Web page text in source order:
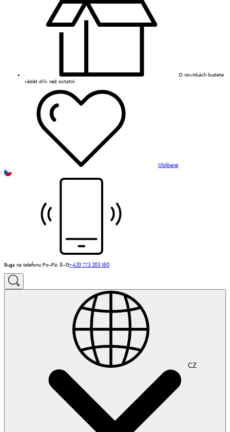
O novinkách budete
vědět dřív než ostatní
Oblíbené
Buga na telefonu Po–Pá: 8–15+420 773 203 180
CZ